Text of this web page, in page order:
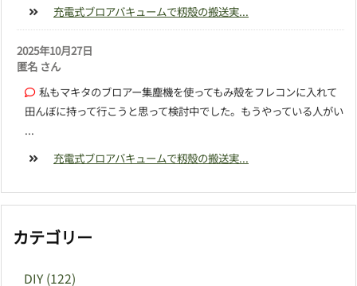
充電式ブロアバキュームで籾殻の搬送実...
2025年10月27日
匿名 さん
私もマキタのブロアー集塵機を使ってもみ殻をフレコンに入れて
田んぼに持って行こうと思って検討中でした。もうやっている人がい
...
充電式ブロアバキュームで籾殻の搬送実...
カテゴリー
DIY (122)